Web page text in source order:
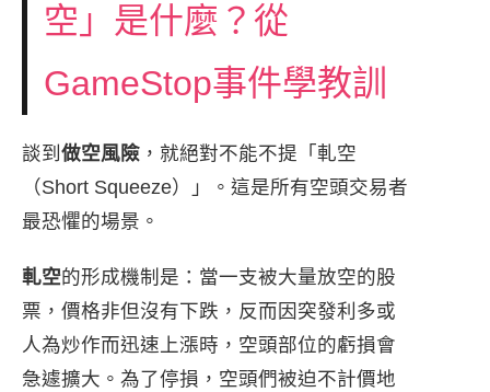
空」是什麼？從
GameStop事件學教訓
談到 做空風險 ，就絕對不能不提「軋空
（Short Squeeze）」。這是所有空頭交易者
最恐懼的場景。
軋空的形成機制是：當一支被大量放空的股
票，價格非但沒有下跌，反而因突發利多或
人為炒作而迅速上漲時，空頭部位的虧損會
急遽擴大。為了停損，空頭們被迫不計價地